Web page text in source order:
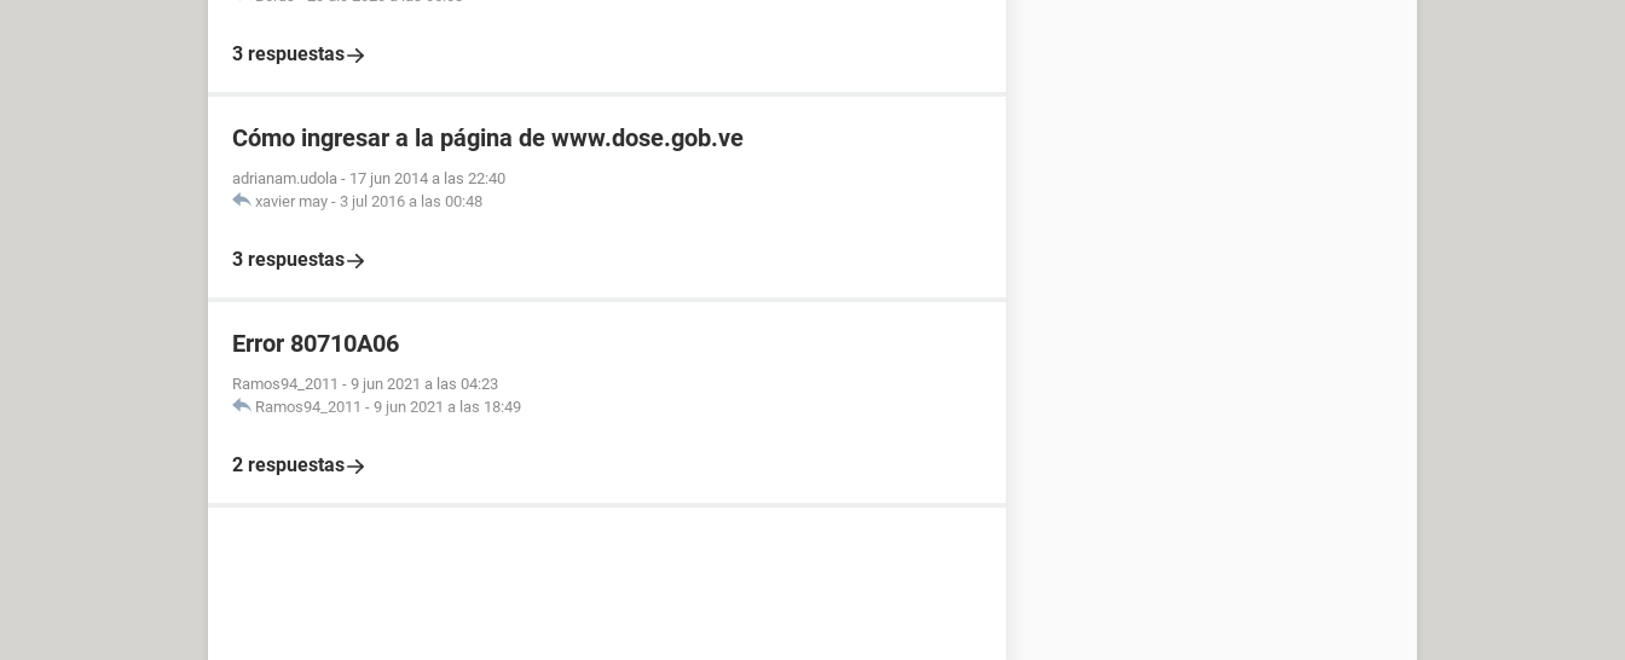
3 respuestas
Cómo ingresar a la página de www.dose.gob.ve
adrianam.udola - 17 jun 2014 a las 22:40
xavier may - 3 jul 2016 a las 00:48
3 respuestas
Error 80710A06
Ramos94_2011 - 9 jun 2021 a las 04:23
Ramos94_2011 - 9 jun 2021 a las 18:49
2 respuestas